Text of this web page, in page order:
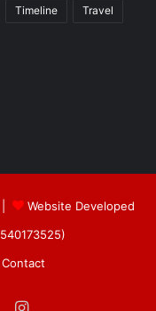
Timeline Travel
Website Developed
Contact
Instagram